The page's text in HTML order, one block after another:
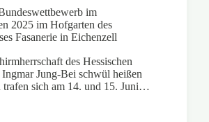
im
2025 im Hofgarten des
Fasanerie in Eichenzell
des Hessischen
Ingmar Jung-Bei schwül heißen
trafen sich am 14. und 15. Juni…